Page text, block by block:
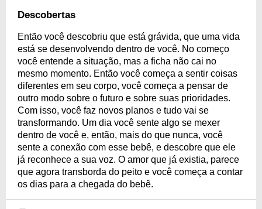
Descobertas
Então você descobriu que está grávida, que uma vida
está se desenvolvendo dentro de você. No começo
você entende a situação, mas a ficha não cai no
mesmo momento. Então você começa a sentir coisas
diferentes em seu corpo, você começa a pensar de
outro modo sobre o futuro e sobre suas prioridades.
Com isso, você faz novos planos e tudo vai se
transformando. Um dia você sente algo se mexer
dentro de você e, então, mais do que nunca, você
sente a conexão com esse bebê, e descobre que ele
já reconhece a sua voz. O amor que já existia, parece
que agora transborda do peito e você começa a contar
os dias para a chegada do bebê.